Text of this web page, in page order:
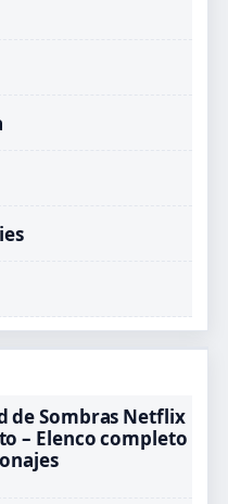
de Sombras Netflix
– Elenco completo